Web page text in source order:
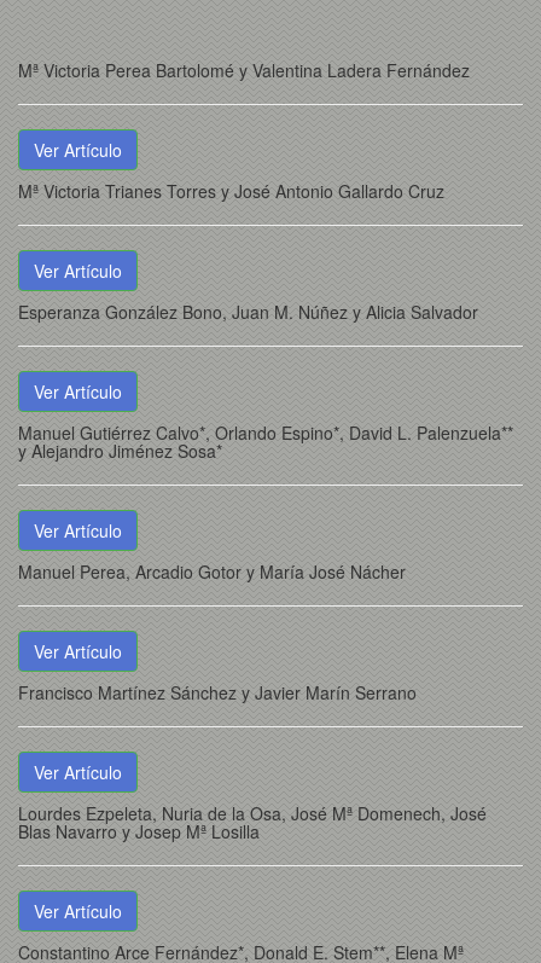
Mª Victoria Perea Bartolomé y Valentina Ladera Fernández
Ver Artículo
Mª Victoria Trianes Torres y José Antonio Gallardo Cruz
Ver Artículo
Esperanza González Bono, Juan M. Núñez y Alicia Salvador
Ver Artículo
Manuel Gutiérrez Calvo*, Orlando Espino*, David L. Palenzuela**
y Alejandro Jiménez Sosa*
Ver Artículo
Manuel Perea, Arcadio Gotor y María José Nácher
Ver Artículo
Francisco Martínez Sánchez y Javier Marín Serrano
Ver Artículo
Lourdes Ezpeleta, Nuria de la Osa, José Mª Domenech, José
Blas Navarro y Josep Mª Losilla
Ver Artículo
Constantino Arce Fernández*, Donald E. Stem**, Elena Mª